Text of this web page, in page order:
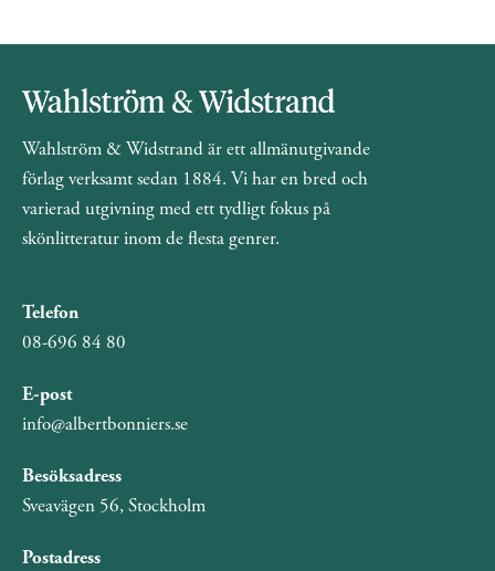
Wahlström & Widstrand är ett allmänutgivande
förlag verksamt sedan 1884. Vi har en bred och
varierad utgivning med ett tydligt fokus på
skönlitteratur inom de flesta genrer.
Telefon
08-696 84 80
E-post
info@albertbonniers.se
Besöksadress
Sveavägen 56, Stockholm
Postadress